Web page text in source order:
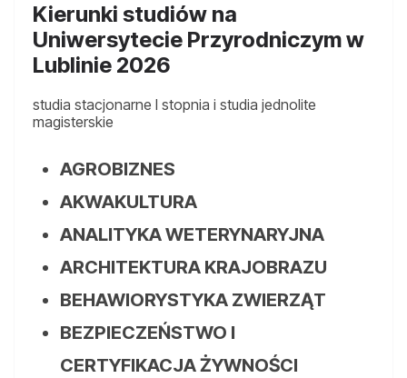
Kierunki studiów na
Uniwersytecie Przyrodniczym w
Lublinie 2026
studia stacjonarne I stopnia i studia jednolite
magisterskie
AGROBIZNES
AKWAKULTURA
ANALITYKA WETERYNARYJNA
ARCHITEKTURA KRAJOBRAZU
BEHAWIORYSTYKA ZWIERZĄT
BEZPIECZEŃSTWO I
CERTYFIKACJA ŻYWNOŚCI